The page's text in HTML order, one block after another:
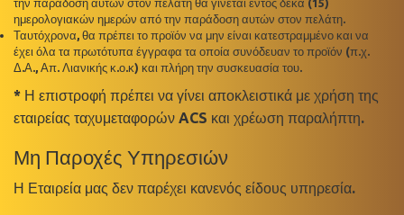
ημερολογιακών ημερών από την παράδοση αυτών στον πελάτη.
Ταυτόχρονα, θα πρέπει το προϊόν να μην είναι κατεστραμμένο και να
έχει όλα τα πρωτότυπα έγγραφα τα οποία συνόδευαν το προϊόν (π.χ.
Δ.Α., Απ. Λιανικής κ.ο.κ) και πλήρη την συσκευασία του.
* Η επιστροφή πρέπει να γίνει αποκλειστικά με χρήση της
εταιρείας ταχυμεταφορών ACS και χρέωση παραλήπτη.
Μη Παροχές Υπηρεσιών
Η Εταιρεία μας δεν παρέχει κανενός είδους υπηρεσία.